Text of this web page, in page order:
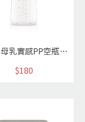
第三代母乳實感PP空瓶330ml / 素色瓶
$180